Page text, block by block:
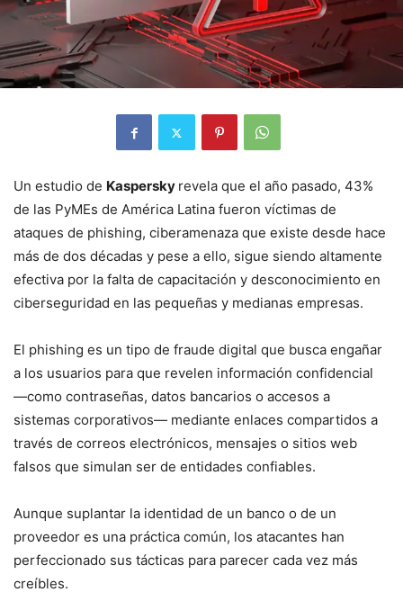
Un estudio de Kaspersky revela que el año pasado, 43%
de las PyMEs de América Latina fueron víctimas de
ataques de phishing, ciberamenaza que existe desde hace
más de dos décadas y pese a ello, sigue siendo altamente
efectiva por la falta de capacitación y desconocimiento en
ciberseguridad en las pequeñas y medianas empresas.
El phishing es un tipo de fraude digital que busca engañar
a los usuarios para que revelen información confidencial
—como contraseñas, datos bancarios o accesos a
sistemas corporativos— mediante enlaces compartidos a
través de correos electrónicos, mensajes o sitios web
falsos que simulan ser de entidades confiables.
Aunque suplantar la identidad de un banco o de un
proveedor es una práctica común, los atacantes han
perfeccionado sus tácticas para parecer cada vez más
creíbles.